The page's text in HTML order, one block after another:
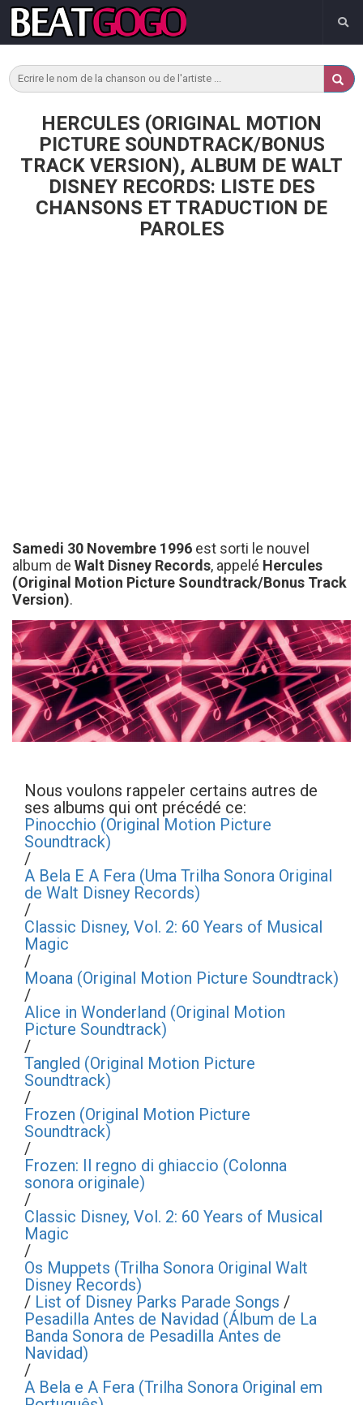
HERCULES (ORIGINAL MOTION
PICTURE SOUNDTRACK/BONUS
TRACK VERSION), ALBUM DE WALT
DISNEY RECORDS: LISTE DES
CHANSONS ET TRADUCTION DE
PAROLES
Samedi 30 Novembre 1996 est sorti le nouvel
album de Walt Disney Records, appelé Hercules
(Original Motion Picture Soundtrack/Bonus Track
Version).
Nous voulons rappeler certains autres de
ses albums qui ont précédé ce:
Pinocchio (Original Motion Picture
Soundtrack)
/
A Bela E A Fera (Uma Trilha Sonora Original
de Walt Disney Records)
/
Classic Disney, Vol. 2: 60 Years of Musical
Magic
/
Moana (Original Motion Picture Soundtrack)
/
Alice in Wonderland (Original Motion
Picture Soundtrack)
/
Tangled (Original Motion Picture
Soundtrack)
/
Frozen (Original Motion Picture
Soundtrack)
/
Frozen: Il regno di ghiaccio (Colonna
sonora originale)
/
Classic Disney, Vol. 2: 60 Years of Musical
Magic
/
Os Muppets (Trilha Sonora Original Walt
Disney Records)
/ List of Disney Parks Parade Songs /
Pesadilla Antes de Navidad (Álbum de La
Banda Sonora de Pesadilla Antes de
Navidad)
/
A Bela e A Fera (Trilha Sonora Original em